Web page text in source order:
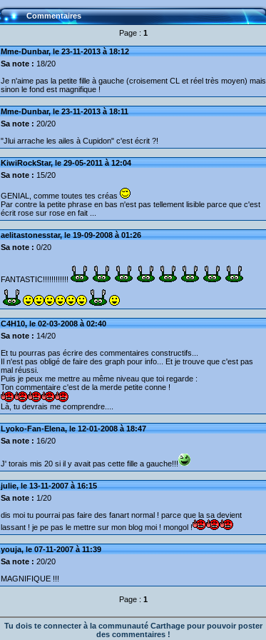
Commentaires
Page : 1
Mme-Dunbar, le 23-11-2013 à 18:12
Sa note : 18/20
Je n'aime pas la petite fille à gauche (croisement CL et réel très moyen) mais
sinon le fond est magnifique !
Mme-Dunbar, le 23-11-2013 à 18:11
Sa note : 20/20
"Jlui arrache les ailes à Cupidon" c'est écrit ?!
KiwiRockStar, le 29-05-2011 à 12:04
Sa note : 15/20
GENIAL, comme toutes tes créas
Par contre la petite phrase en bas n'est pas tellement lisible parce que c'est
écrit rose sur rose en fait ...
aelitastonesstar, le 19-09-2008 à 01:26
Sa note : 0/20
FANTASTIC!!!!!!!!!!!!
C4H10, le 02-03-2008 à 02:40
Sa note : 14/20
Et tu pourras pas écrire des commentaires constructifs...
Il n'est pas obligé de faire des graph pour info... Et je trouve que c'est pas
mal réussi.
Puis je peux me mettre au même niveau que toi regarde :
Ton commentaire c'est de la merde petite conne !
Là, tu devrais me comprendre....
Lyoko-Fan-Elena, le 12-01-2008 à 18:47
Sa note : 16/20
J' torais mis 20 si il y avait pas cette fille a gauche!!!
julie, le 13-11-2007 à 16:15
Sa note : 1/20
dis moi tu pourrai pas faire des fanart normal ! parce que la sa devient
lassant ! je pe pas le mettre sur mon blog moi ! mongol !
youja, le 07-11-2007 à 11:39
Sa note : 20/20
MAGNIFIQUE !!!
Page : 1
Tu dois te connecter à la communauté Carthage pour pouvoir poster
des commentaires !